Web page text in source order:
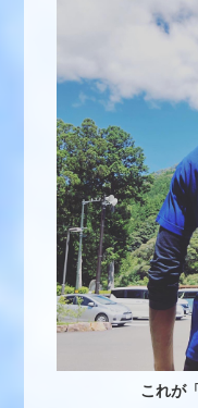
これが